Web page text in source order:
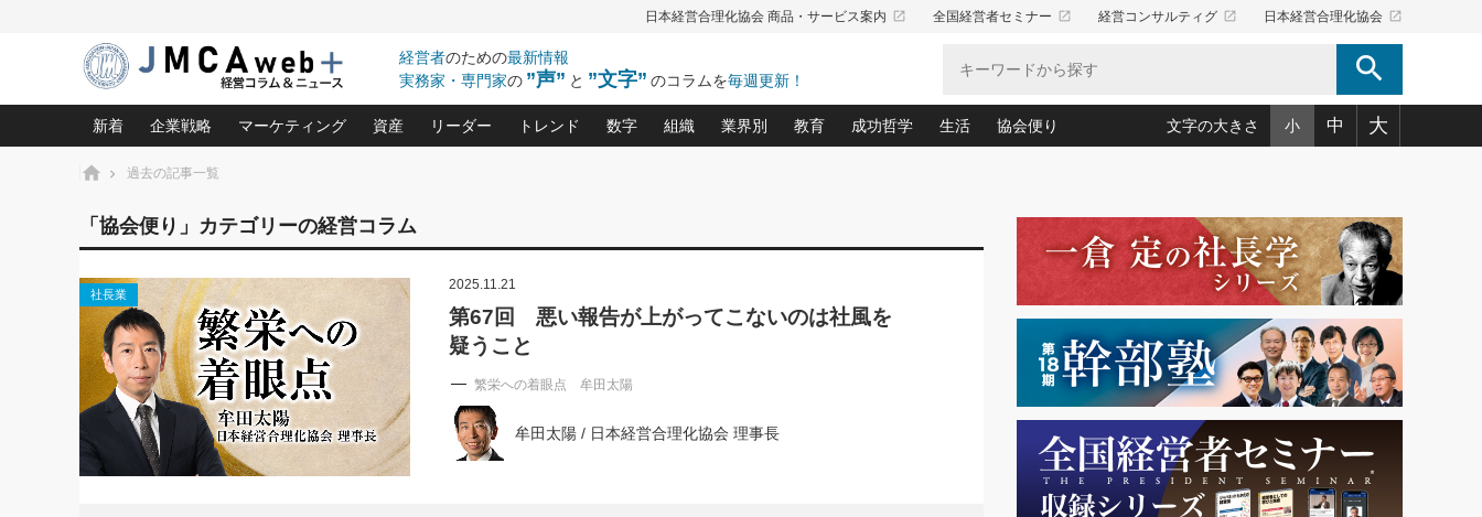
日本経営合理化協会 商品・サービス案内 launch 全国経営者セミナー launch 経営コンサルティグ launch 日本経営合理化協会 launch
経営者のための最新情報
実務家・専門家の ”声” と ”文字” のコラムを毎週更新！ search
新着
2026.08.7
相談15：銀行がやたらと固定金
利を勧めてきます！やはり固定
がよいのでしょうか！
2026.08.7
第153回「内需企業があっとい
う間にグローバル成長企業に」
FOOD & LIFE COMPANIES
2026.08.5
スピーチ」ネタ帳（2026年8月5
2026.08.5
第86回 「言葉狩り」
もっとみる
企業戦略
中小企業の「１位づくり」戦略(96)
利益を最大化する「業務改善」横田尚哉氏(5)
強い会社を築く ビジネス・クリニック(240)
日本レーザー「人を大切にしながら利益を上げる経営」の極意
(3)
武器としてのM&A入門(3)
社長のための“儲かる通販”戦略視点(151)
継続経営 百話百行(85)
マーケティング
ネット戦略成功の秘訣 圧倒的に儲かる仕組みづくり講座(12)
ビジネスを一瞬で制する！一流グローバル経営者は知ってい
ロングセラーの玉手箱(9)
大復活＆快進撃！ユニバーサルスタジオジャパンの成功要因と
は(5)
最高の自分を表現する 成功イメージ戦略(77)
酒井光雄 成功事例に学ぶ繁栄企業のブランド戦略(39)
資産
あなたの会社と資産を守る一手(171)
どうなる金融業界(39)
中国経済の最新動向(204)
事業承継の前に、決めておきたい、知っておきたい、やってお
きたいコト(12)
会社と社長のための資産管理講座(95)
深読み企業分析(153)
リーダー
ビジネスリーダー×次の一手「牟田太陽の社長業ネクスト」
ピョートル・F・グジバチの『経営戦略の新常識』(12)
指導者たる者かくあるべし(635)
朝礼・会議での「社長の３分間スピーチ」ネタ帳(159)
楠木建の「経営知になる考え方」(57)
次もあなたにお願いしたいと思われる「一流の仕事術」(28)
トレンド
北村森の「今月のヒット商品」(109)
次の売れ筋をつかむ術(102)
社長のメシの種 4.0(206)
数字
おカネが残る決算書にするために、やっておきたいこと(34)
強い決算書の会社はココが違う！(36)
決算書の“見える化”術(12)
組織
中小企業の新たな法律リスク(178)
賃金決定の定石(68)
顧客・社員・社会から支持される「ウェルビーイング経営入
業界別
売れる住宅を創る 100の視点(100)
柿内幸夫─社長のための現場改善(174)
教育
あなただからお願いしたいと思われる 気配りの達人(127)
クレーム対応の新知識と新常識(57)
デキル社員に育てる！ 社員教育の決め手(203)
業績アップにつながる！ワンランク上の手紙・メール術(100)
成功哲学
中国哲学に学ぶ 不況は会社守成の好機(38)
令和時代の「社長の人間力の磨き方」(86)
先人の名句名言の教え 東洋思想に学ぶ経営学(132)
渡部昇一の「日本の指導者たち」(32)
経営に活かす“十八史略”(30)
生活
おのころ心平の ──社長のための「か・ら・だマネジメント」
デジタルＡＶを味方に！新・仕事術(180)
リーダー脳の鍛え方(32)
ワインを楽しむ基礎レッスン(12)
必読！社長が読むべき今月の4冊(88)
眼と耳で楽しむ読書術(162)
社長の「氣」(30)
米国スポーツ・ビジネスに学ぶ心理学(98)
協会便り
「愛読者通信」著者インタビュー(44)
ビジネス見聞録 経営ニュース(100)
作間信司の経営無形庵(けいえいむぎょうあん)(166)
繁栄への着眼点 牟田太陽(76)
講話を聞いて学ぼう 実学・耳学・磨く「ミミガク」のすすめ
(7)
文字の大きさ 小 中 大
ホーム 過去の記事一覧
「協会便り」カテゴリーの経営コラム
社長業
2025.11.21
第67回 悪い報告が上がってこないのは社風を
疑うこと
繁栄への着眼点 牟田太陽
牟田太陽 / 日本経営合理化協会 理事長